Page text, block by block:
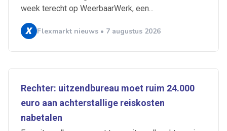
week terecht op WeerbaarWerk, een...
Flexmarkt nieuws • 7 augustus 2026
Rechter: uitzendbureau moet ruim 24.000
euro aan achterstallige reiskosten
nabetalen